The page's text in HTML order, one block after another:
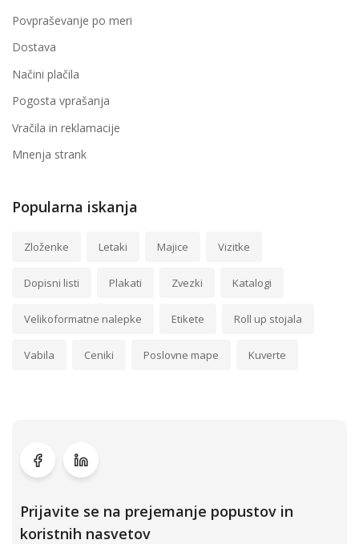
Povpraševanje po meri
Dostava
Načini plačila
Pogosta vprašanja
Vračila in reklamacije
Mnenja strank
Popularna iskanja
Zloženke Letaki Majice Vizitke
Dopisni listi Plakati Zvezki Katalogi
Velikoformatne nalepke Etikete Roll up stojala
Vabila Ceniki Poslovne mape Kuverte
Prijavite se na prejemanje popustov in
koristnih nasvetov